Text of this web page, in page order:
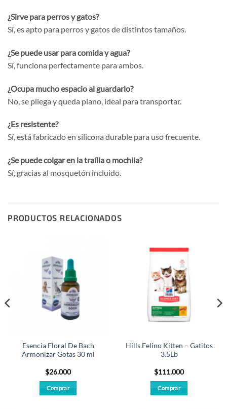
¿Sirve para perros y gatos?
Sí, es apto para perros y gatos de distintos tamaños.
¿Se puede usar para comida y agua?
Sí, funciona perfectamente para ambos.
¿Ocupa mucho espacio al guardarlo?
No, se pliega y queda plano, ideal para transportar.
¿Es resistente?
Sí, está fabricado en silicona durable para uso frecuente.
¿Se puede colgar en la traílla o mochila?
Sí, gracias al mosquetón incluido.
PRODUCTOS RELACIONADOS
Esencia Floral De Bach
Armonizar Gotas 30 ml
$26.000
Comprar
Hills Felino Kitten – Gatitos
3.5Lb
$111.000
Comprar